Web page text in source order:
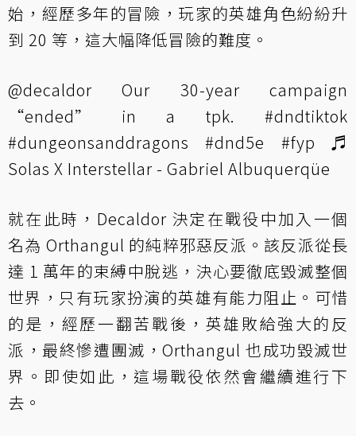
始，經歷多年的冒險，玩家的英雄角色紛紛升
到 20 等，這大幅降低冒險的難度。
@decaldor
Our 30-year campaign
“ended” in a tpk. #dndtiktok
#dungeonsanddragons
#dnd5e #fyp
♬
Solas X Interstellar - Gabriel Albuquerqüe
就在此時，Decaldor 決定在戰役中加入一個
名為 Orthangul 的純粹邪惡反派。該反派從長
達 1 萬年的束縛中脫逃，決心要徹底毀滅整個
世界，只有玩家扮演的英雄有能力阻止。可惜
的是，經歷一翻苦戰後，英雄敗給強大的反
派，最終慘遭團滅，Orthangul 也成功毀滅世
界。即使如此，這場戰役依然會繼續進行下
去。